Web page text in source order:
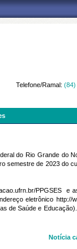
Telefone/Ramal: (84)
do Rio Grande do
semestre de 2023 do
PPGSESe as
eletrônico http://
de Saúde e
Notícia